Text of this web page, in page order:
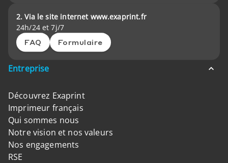
2. Via le site internet www.exaprint.fr
24h/24 et 7j/7
FAQ Formulaire
Entreprise
Découvrez Exaprint
Imprimeur français
Qui sommes nous
Notre vision et nos valeurs
Nos engagements
RSE